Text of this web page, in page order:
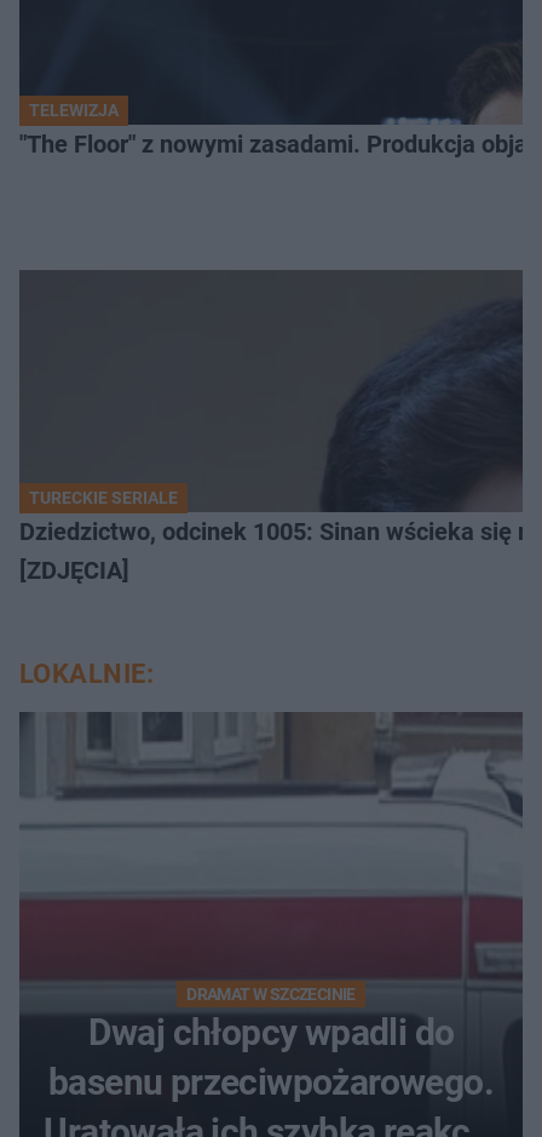
TELEWIZJA
"The Floor" z nowymi zasadami. Produkcja
TURECKIE SERIALE
Dziedzictwo, odcinek 1005: Sinan wścieka się
[ZDJĘCIA]
LOKALNIE:
DRAMAT W SZCZECINIE
Dwaj chłopcy wpadli do
basenu przeciwpożarowego.